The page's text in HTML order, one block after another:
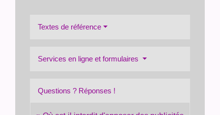
Textes de référence
Services en ligne et formulaires
Questions ? Réponses !